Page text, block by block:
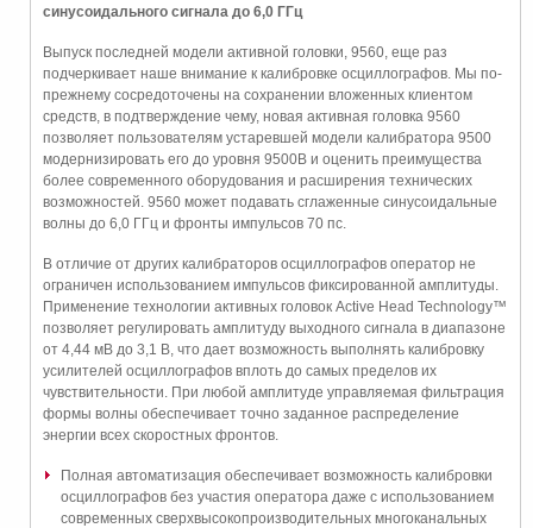
синусоидального сигнала до 6,0 ГГц
Выпуск последней модели активной головки, 9560, еще раз
подчеркивает наше внимание к калибровке осциллографов. Мы по-
прежнему сосредоточены на сохранении вложенных клиентом
средств, в подтверждение чему, новая активная головка 9560
позволяет пользователям устаревшей модели калибратора 9500
модернизировать его до уровня 9500B и оценить преимущества
более современного оборудования и расширения технических
возможностей. 9560 может подавать сглаженные синусоидальные
волны до 6,0 ГГц и фронты импульсов 70 пс.
В отличие от других калибраторов осциллографов оператор не
ограничен использованием импульсов фиксированной амплитуды.
Применение технологии активных головок Active Head Technology™
позволяет регулировать амплитуду выходного сигнала в диапазоне
от 4,44 мВ до 3,1 В, что дает возможность выполнять калибровку
усилителей осциллографов вплоть до самых пределов их
чувствительности. При любой амплитуде управляемая фильтрация
формы волны обеспечивает точно заданное распределение
энергии всех скоростных фронтов.
Полная автоматизация обеспечивает возможность калибровки
осциллографов без участия оператора даже с использованием
современных сверхвысокопроизводительных многоканальных